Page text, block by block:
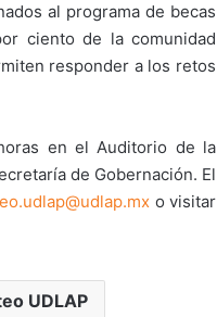
al programa de becas
ciento de la comunidad
responder a los retos
en el Auditorio de la
de Gobernación. El
o visitar
UDLAP